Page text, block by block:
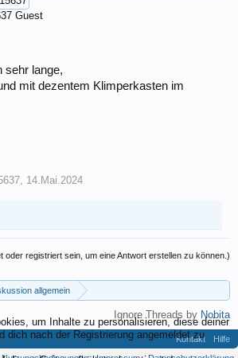
Guest
sehr lange,
mit dezentem Klimperkasten im
, 14.Mai.2024
oder registriert sein, um eine Antwort erstellen zu können.)
allgemein
Ignore Threads by Nobita
Kontakt
Hilfe
um Inhalte zu personalisieren, diese deiner
dich nach der Registrierung angemeldet zu